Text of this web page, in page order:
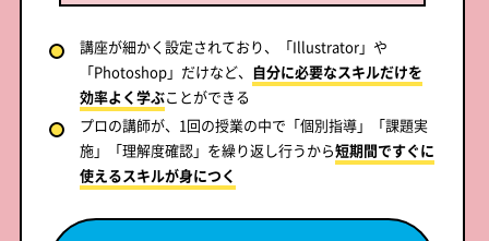
講座が細かく設定されており、「Illustrator」や
「Photoshop」だけなど、 自分に必要なスキルだけを
効率よく学ぶことができる
プロの講師が、1回の授業の中で「個別指導」「課題実
施」「理解度確認」を繰り返し行うから短期間ですぐに
使えるスキルが身につく